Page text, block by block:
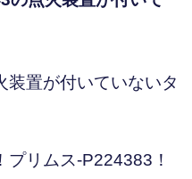
装置が付いていないタ
プリムス-P224383！